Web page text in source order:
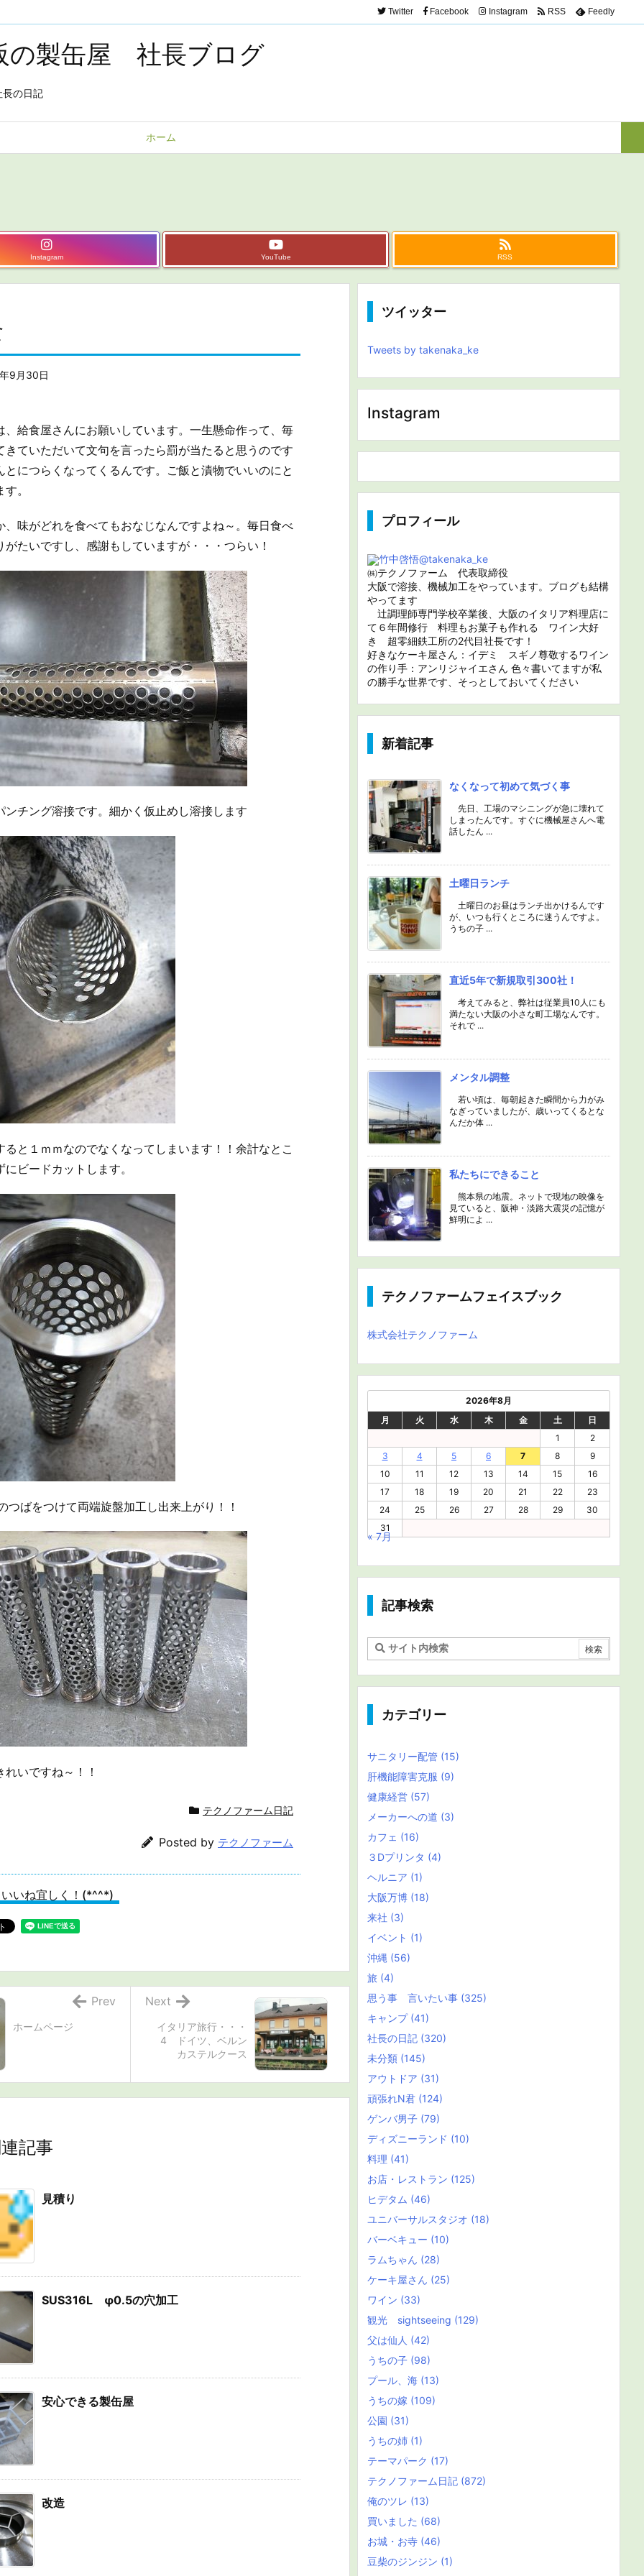
の製缶屋 社長ブログ
の日記
ホーム
Twitter Facebook Instagram RSS Feedly
Instagram YouTube RSS
9月30日
、給食屋さんにお願いしています。一生懸命作って、毎
きていただいて文句を言ったら罰が当たると思うのです
とにつらくなってくるんです。ご飯と漬物でいいのにと
。
味がどれを食べてもおなじなんですよね～。毎日食べ
がたいですし、感謝もしていますが・・・つらい！
ンチング溶接です。細かく仮止めし溶接します
ると１ｍｍなのでなくなってしまいます！！余計なとこ
にビードカットします。
つばをつけて両端旋盤加工し出来上がり！！
れいですね～！！
テクノファーム日記
Posted by テクノファーム
いね宜しく！(*^^*)
イタリア旅行・・・
4 ドイツ、ベルン
カステルクース
Next
ホームページ
Prev
記事
見積り
SUS316L φ0.5の穴加工
安心できる製缶屋
改造
ツイッター
Tweets by takenaka_ke
Instagram
プロフィール
竹中啓悟@takenaka_ke
㈱テクノファーム 代表取締役
大阪で溶接、機械加工をやっています。ブログも結構
やってます
辻調理師専門学校卒業後、大阪のイタリア料理店に
て６年間修行 料理もお菓子も作れる ワイン大好
き 超零細鉄工所の2代目社長です！
好きなケーキ屋さん：イデミ スギノ尊敬するワイン
の作り手：アンリジャイエさん 色々書いてますが私
の勝手な世界です、そっとしておいてください
新着記事
なくなって初めて気づく事
先日、工場のマシニングが急に壊れて
しまったんです。すぐに機械屋さんへ電
話したん ...
土曜日ランチ
土曜日のお昼はランチ出かけるんです
が、いつも行くところに迷うんですよ。
うちの子 ...
直近5年で新規取引300社！
考えてみると、弊社は従業員10人にも
満たない大阪の小さな町工場なんです。
それで ...
メンタル調整
若い頃は、毎朝起きた瞬間から力がみ
なぎっていましたが、歳いってくるとな
んだか体 ...
私たちにできること
熊本県の地震。ネットで現地の映像を
見ていると、阪神・淡路大震災の記憶が
鮮明によ ...
テクノファームフェイスブック
株式会社テクノファーム
2026年8月
月
火 水 木 金 土
日
1
2
3
4 5 6 7 8
9
10
11 12 13 14 15
16
17
18 19 20 21 22
23
24
25 26 27 28 29
30
31
« 7月
記事検索
カテゴリー
サニタリー配管 (15)
肝機能障害克服 (9)
健康経営 (57)
メーカーへの道 (3)
カフェ (16)
３Dプリンタ (4)
ヘルニア (1)
大阪万博 (18)
来社 (3)
イベント (1)
沖縄 (56)
旅 (4)
思う事 言いたい事 (325)
キャンプ (41)
社長の日記 (320)
未分類 (145)
アウトドア (31)
頑張れN君 (124)
ゲンバ男子 (79)
ディズニーランド (10)
料理 (41)
お店・レストラン (125)
ヒデタム (46)
ユニバーサルスタジオ (18)
バーベキュー (10)
ラムちゃん (28)
ケーキ屋さん (25)
ワイン (33)
観光 sightseeing (129)
父は仙人 (42)
うちの子 (98)
プール、海 (13)
うちの嫁 (109)
公園 (31)
うちの姉 (1)
テーマパーク (17)
テクノファーム日記 (872)
俺のツレ (13)
買いました (68)
お城・お寺 (46)
豆柴のジンジン (1)